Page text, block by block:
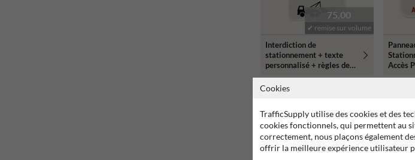
75,00
✔ remise sur volume
Interdiction de
stationnement + texte
personnalisé + règles de
Accès
Cookies
TrafficSupply utilise des cookies et des
cookies fonctionnels, qui permettent au
correctement, nous plaçons également
offrir la meilleure expérience utilisateur